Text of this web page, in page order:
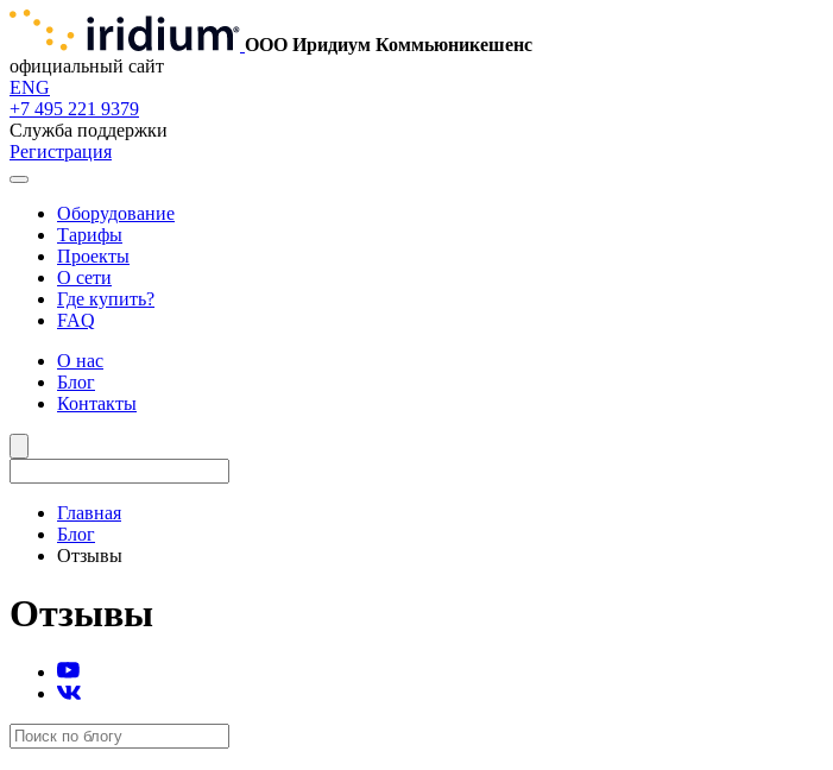
ООО Иридиум Коммьюникешенс
официальный сайт
ENG
+7 495 221 9379
Служба поддержки
Регистрация
Оборудование
Тарифы
Проекты
О сети
Где купить?
FAQ
О нас
Блог
Контакты
Главная
Блог
Отзывы
Отзывы